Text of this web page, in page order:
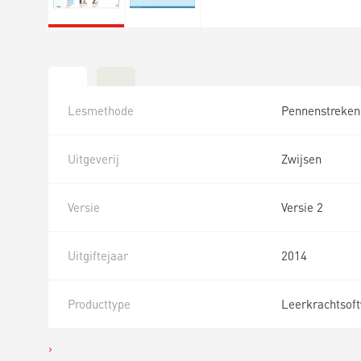
Lesmethode Pennenstreken
Uitgeverij Zwijsen
Versie Versie 2
Uitgiftejaar 2014
Producttype